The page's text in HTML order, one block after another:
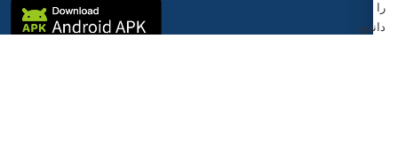
را
دانلود